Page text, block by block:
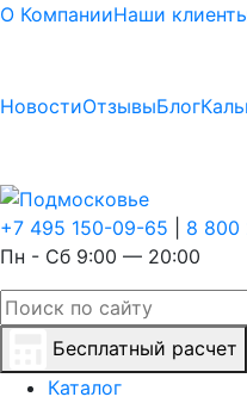
О КомпанииНаши
НовостиОтзывыБлог
+7 495 150-09-65
8 800
Пн - Сб 9:00 — 20:00
Бесплатный расчет
Каталог